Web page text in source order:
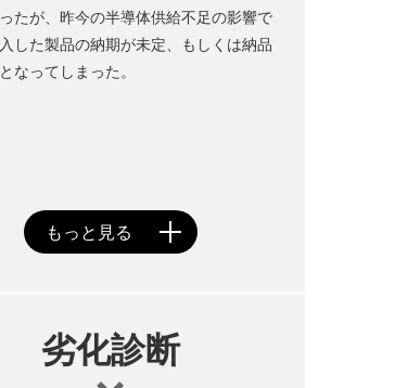
たが、昨今の半導体供給不足の影響で
した製品の納期が未定、もしくは納品
なってしまった。
劣化診断